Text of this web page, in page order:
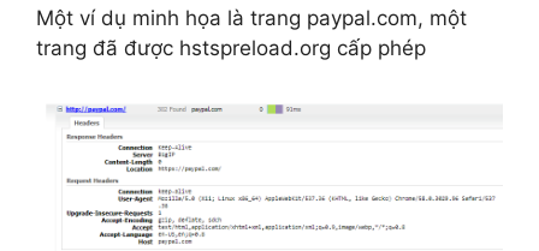
Một ví dụ minh họa là trang paypal.com, một
trang đã được hstspreload.org cấp phép